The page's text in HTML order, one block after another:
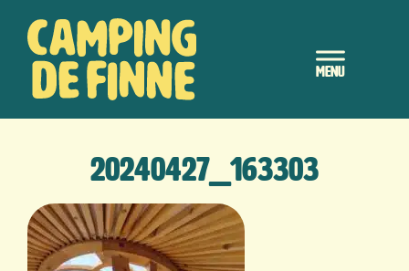
naar
de
hoofd
Camping de Finne
Header
20240427_163303